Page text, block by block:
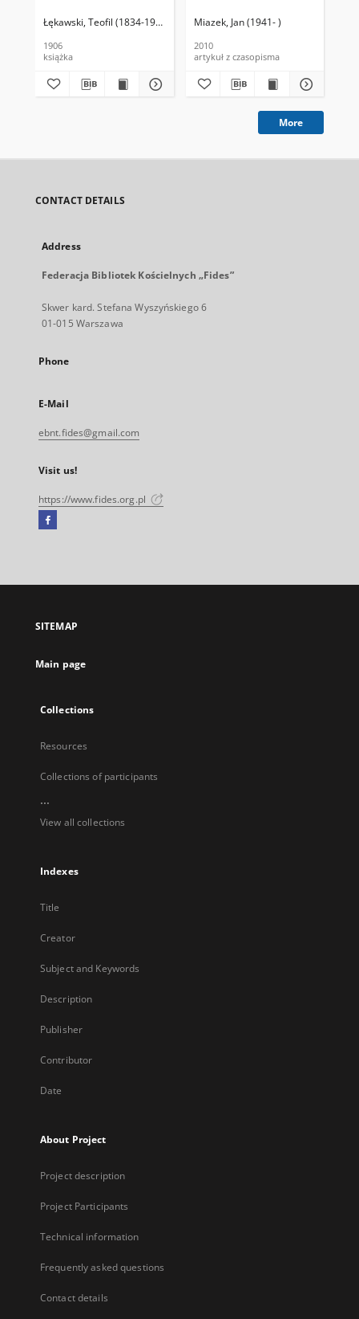
Łękawski, Teofil (1834-1923)
Wiejowski, Józef
1906
książka
Miazek, Jan (1941- )
2010
artykuł z czasopisma
More
CONTACT DETAILS
Address
Federacja Bibliotek Kościelnych „Fides”
Skwer kard. Stefana Wyszyńskiego 6
01-015 Warszawa
Phone
E-Mail
ebnt.fides@gmail.com
Visit us!
https://www.fides.org.pl
Facebook
open
new
SITEMAP
Main page
Collections
Resources
Collections of participants
...
View all collections
Indexes
Title
Creator
Subject and Keywords
Description
Publisher
Contributor
Date
About Project
Project description
Project Participants
Technical information
Frequently asked questions
Contact details